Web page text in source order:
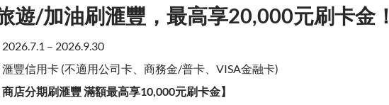
遊/加油刷滙豐，最高享20,000元刷卡金！
– 2026.9.30
豐信用卡 (不適用公司卡、商務金/普卡、VISA金融卡)
商店分期刷滙豐 滿額最高享10,000元刷卡金】